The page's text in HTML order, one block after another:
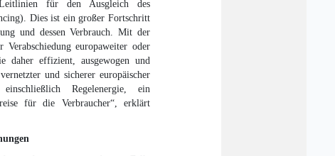
für den Ausgleich des
Dies ist ein großer Fortschritt
und dessen Verbrauch. Mit der
europaweiter oder
daher effizient, ausgewogen und
und sicherer europäischer
Regelenergie, ein
für die Verbraucher“, erklärt